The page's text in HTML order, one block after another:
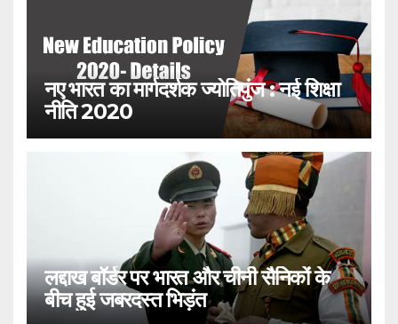
नए भारत का मार्गदर्शक ज्योतिपुंज : नई शिक्षा
नीति 2020
लद्दाख बॉर्डर पर भारत और चीनी सैनिकों के
बीच हुई जबरदस्त भिड़ंत